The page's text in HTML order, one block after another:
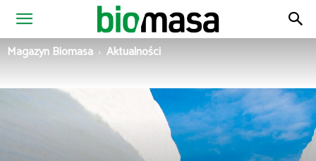
Magazyn
Magazyn Biomasa Aktualności